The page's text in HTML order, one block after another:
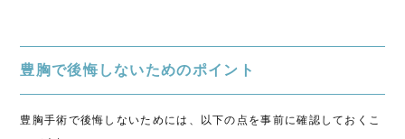
豊胸で後悔しないためのポイント
豊胸手術で後悔しないためには、以下の点を事前に確認しておくこ